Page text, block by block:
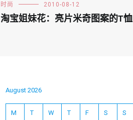
时尚 2010-08-12
淘宝姐妹花：亮片米奇图案的T恤
August 2026
M T W T F S S